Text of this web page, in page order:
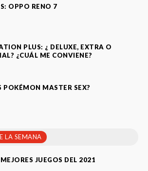
OPPO RENO 7
PLUS: ¿ DELUXE, EXTRA O
¿CUÁL ME CONVIENE?
POKÉMON MASTER SEX?
LA SEMANA
JUEGOS DEL 2021